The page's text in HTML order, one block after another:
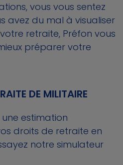
vous vous sentez
avez du mal à visualiser
retraite, Préfon vous
préparer votre
DE MILITAIRE
estimation
droits de retraite en
notre simulateur